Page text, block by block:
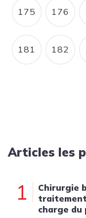
PAGE
175 PAGE
176
PAGE
181 PAGE
182
Articles les
1
Chirurgie
charge